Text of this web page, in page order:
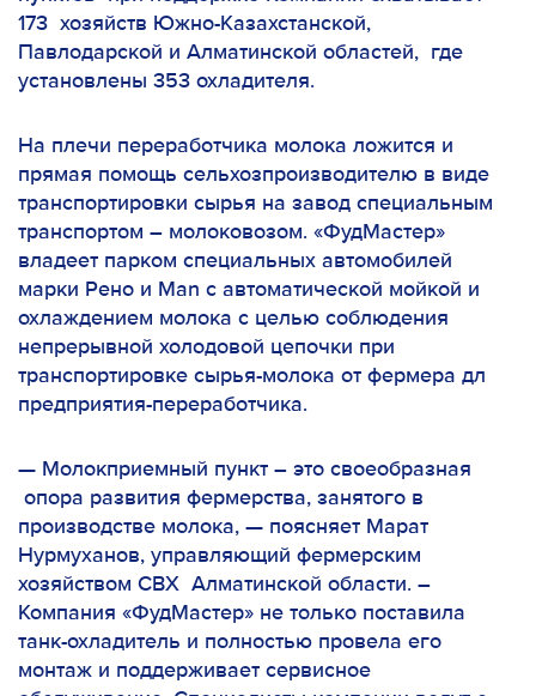
173 хозяйств Южно-Казахстанской,
Павлодарской и Алматинской областей, где
установлены 353 охладителя.
На плечи переработчика молока ложится и
прямая помощь сельхозпроизводителю в виде
транспортировки сырья на завод специальным
транспортом – молоковозом. «ФудМастер»
владеет парком специальных автомобилей
марки Рено и Man с автоматической мойкой и
охлаждением молока с целью соблюдения
непрерывной холодовой цепочки при
транспортировке сырья-молока от фермера дл
предприятия-переработчика.
— Молокприемный пункт – это своеобразная
опора развития фермерства, занятого в
производстве молока, — поясняет Марат
Нурмуханов, управляющий фермерским
хозяйством СВХ Алматинской области. –
Компания «ФудМастер» не только поставила
танк-охладитель и полностью провела его
монтаж и поддерживает сервисное